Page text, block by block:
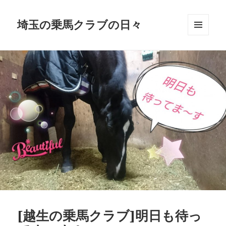
埼玉の乗馬クラブの日々
ーとウ
ィジェ
ット
[越生の乗馬クラブ]明日も待っ